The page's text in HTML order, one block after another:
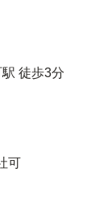
徒歩3分
可